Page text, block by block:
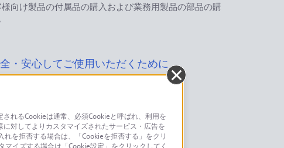
向け製品の付属品の購入および業務用製品の部品の購
・安心してご使用いただくために
るお問い合わせ
れるCookieは通常、必須Cookieと呼ばれ、利用を
対してよりカスタマイズされたサービス・広告を
を拒否する場合は、「Cookieを拒否する」をクリ